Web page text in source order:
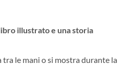
illustrato e una storia
le mani o si mostra durante la